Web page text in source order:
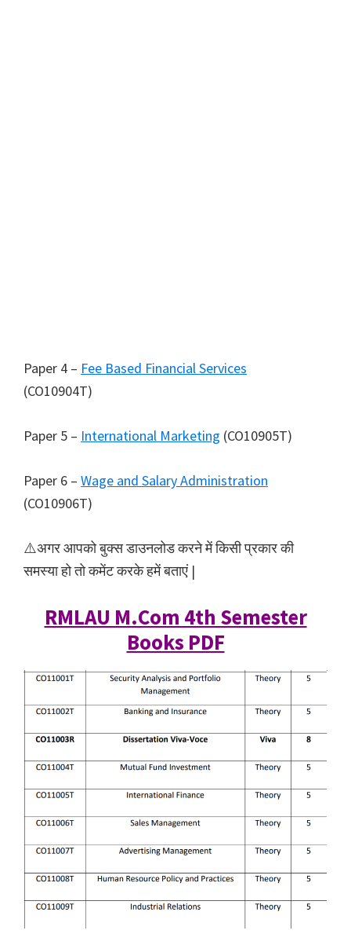
Paper 4 – Fee Based Financial Services
(CO10904T)
Paper 5 – International Marketing (CO10905T)
Paper 6 – Wage and Salary Administration
(CO10906T)
⚠️अगर आपको बुक्स डाउनलोड करने में किसी प्रकार की
समस्या हो तो कमेंट करके हमें बताएं |
RMLAU M.Com 4th Semester
Books PDF